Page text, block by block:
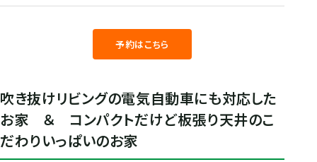
予約はこちら
吹き抜けリビングの電気自動車にも対応した
お家 ＆ コンパクトだけど板張り天井のこ
だわりいっぱいのお家